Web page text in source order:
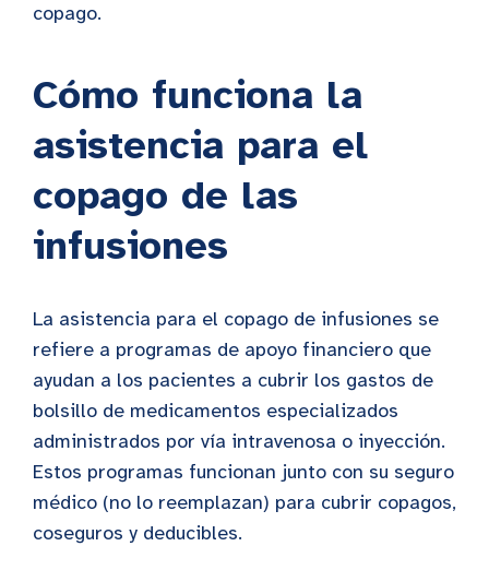
copago.
Cómo funciona la
asistencia para el
copago de las
infusiones
La asistencia para el copago de infusiones se
refiere a programas de apoyo financiero que
ayudan a los pacientes a cubrir los gastos de
bolsillo de medicamentos especializados
administrados por vía intravenosa o inyección.
Estos programas funcionan junto con su seguro
médico (no lo reemplazan) para cubrir copagos,
coseguros y deducibles.